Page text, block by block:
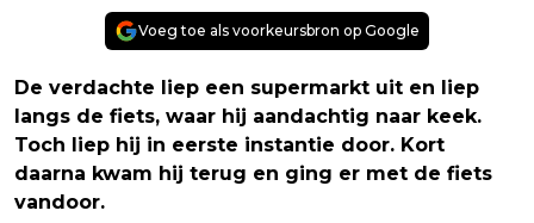
Voeg toe als voorkeursbron op Google
De verdachte liep een supermarkt uit en liep
langs de fiets, waar hij aandachtig naar keek.
Toch liep hij in eerste instantie door. Kort
daarna kwam hij terug en ging er met de fiets
vandoor.